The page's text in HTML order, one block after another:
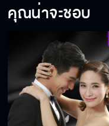
คุณน่าจะชอบ